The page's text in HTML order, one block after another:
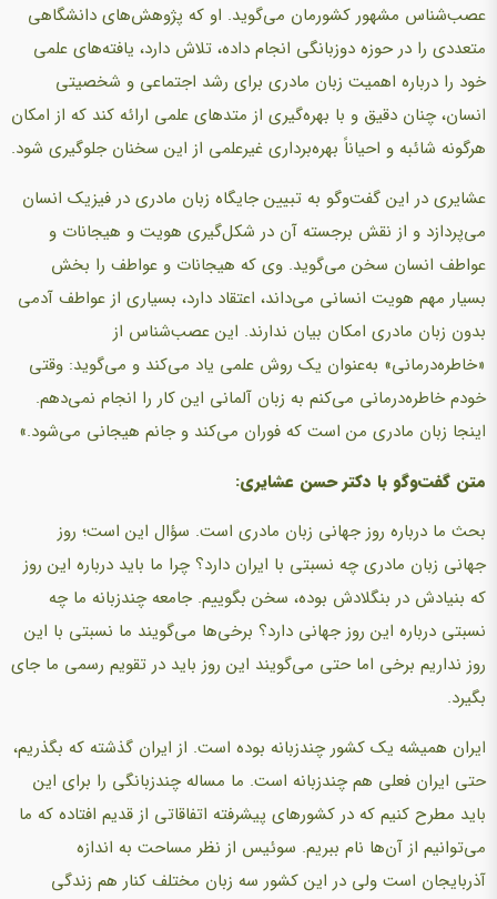
عصب‌شناس مشهور کشورمان می‌گوید. او که پژوهش‌های دانشگاهی
متعددی را در حوزه دوزبانگی انجام داده، تلاش دارد، یافته‌های علمی
خود را درباره اهمیت زبان مادری برای رشد اجتماعی و شخصیتی
انسان، چنان دقیق و با بهره‌گیری از متدهای علمی ارائه کند که از امکان
هرگونه شائبه و احیاناً بهره‌برداری غیرعلمی از این سخنان جلوگیری شود.
عشایری در این گفت‌وگو به تبیین جایگاه زبان مادری در فیزیک انسان
می‌پردازد و از نقش برجسته آن در شکل‌گیری هویت و هیجانات و
عواطف انسان سخن می‌گوید. وی که هیجانات و عواطف را بخش
بسیار مهم هویت انسانی می‌داند، اعتقاد دارد، بسیاری از عواطف آدمی
بدون زبان مادری امکان بیان ندارند. این عصب‌شناس از
«خاطره‌درمانی» به‌عنوان یک روش علمی یاد می‌کند و می‌گوید: وقتی
خودم خاطره‌درمانی می‌کنم به زبان آلمانی این کار را انجام نمی‌دهم.
اینجا زبان مادری من است که فوران می‌کند و جانم هیجانی می‌شود.»
متن گفت‌وگو با دکتر حسن عشایری:
بحث ما درباره روز جهانی زبان مادری است. سؤال این است؛ روز
جهانی زبان مادری چه نسبتی با ایران دارد؟ چرا ما باید درباره این روز
که بنیادش در بنگلادش بوده، سخن بگوییم. جامعه چندزبانه ما چه
نسبتی درباره این روز جهانی دارد؟ برخی‌ها می‌گویند ما نسبتی با این
روز نداریم برخی اما حتی می‌گویند این روز باید در تقویم رسمی ما جای
بگیرد.
ایران همیشه یک کشور چندزبانه بوده است. از ایران گذشته که بگذریم،
حتی ایران فعلی هم چندزبانه است. ما مساله چندزبانگی را برای این
باید مطرح کنیم که در کشورهای پیشرفته اتفاقاتی از قدیم افتاده که ما
می‌توانیم از آن‌ها نام ببریم. سوئیس از نظر مساحت به اندازه
آذربایجان است ولی در این کشور سه زبان مختلف کنار هم زندگی